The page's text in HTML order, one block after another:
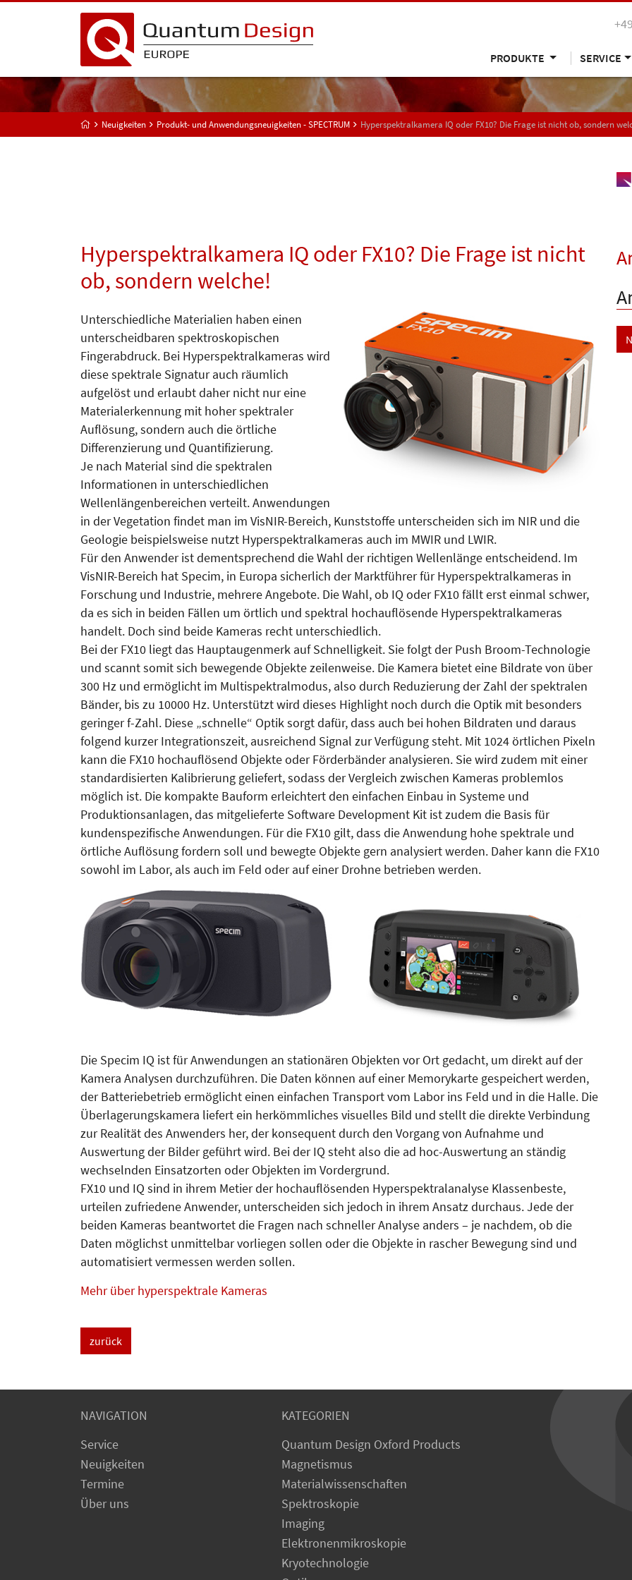
PRODUKTE SERVICE
Neuigkeiten Produkt- und Anwendungsneuigkeiten - SPECTRUM Hyperspektralkamera IQ oder FX10? Die Frage ist nicht ob, sondern
Hyperspektralkamera IQ oder FX10? Die Frage ist nicht
ob, sondern welche!
Unterschiedliche Materialien haben einen
unterscheidbaren spektroskopischen
Fingerabdruck. Bei Hyperspektralkameras wird
diese spektrale Signatur auch räumlich
aufgelöst und erlaubt daher nicht nur eine
Materialerkennung mit hoher spektraler
Auflösung, sondern auch die örtliche
Differenzierung und Quantifizierung.
Je nach Material sind die spektralen
Informationen in unterschiedlichen
Wellenlängenbereichen verteilt. Anwendungen
in der Vegetation findet man im VisNIR-Bereich, Kunststoffe unterscheiden sich im NIR und die
Geologie beispielsweise nutzt Hyperspektralkameras auch im MWIR und LWIR.
Für den Anwender ist dementsprechend die Wahl der richtigen Wellenlänge entscheidend. Im
VisNIR-Bereich hat Specim, in Europa sicherlich der Marktführer für Hyperspektralkameras in
Forschung und Industrie, mehrere Angebote. Die Wahl, ob IQ oder FX10 fällt erst einmal schwer,
da es sich in beiden Fällen um örtlich und spektral hochauflösende Hyperspektralkameras
handelt. Doch sind beide Kameras recht unterschiedlich.
Bei der FX10 liegt das Hauptaugenmerk auf Schnelligkeit. Sie folgt der Push Broom-Technologie
und scannt somit sich bewegende Objekte zeilenweise. Die Kamera bietet eine Bildrate von über
300 Hz und ermöglicht im Multispektralmodus, also durch Reduzierung der Zahl der spektralen
Bänder, bis zu 10000 Hz. Unterstützt wird dieses Highlight noch durch die Optik mit besonders
geringer f-Zahl. Diese „schnelle“ Optik sorgt dafür, dass auch bei hohen Bildraten und daraus
folgend kurzer Integrationszeit, ausreichend Signal zur Verfügung steht. Mit 1024 örtlichen Pixeln
kann die FX10 hochauflösend Objekte oder Förderbänder analysieren. Sie wird zudem mit einer
standardisierten Kalibrierung geliefert, sodass der Vergleich zwischen Kameras problemlos
möglich ist. Die kompakte Bauform erleichtert den einfachen Einbau in Systeme und
Produktionsanlagen, das mitgelieferte Software Development Kit ist zudem die Basis für
kundenspezifische Anwendungen. Für die FX10 gilt, dass die Anwendung hohe spektrale und
örtliche Auflösung fordern soll und bewegte Objekte gern analysiert werden. Daher kann die FX10
sowohl im Labor, als auch im Feld oder auf einer Drohne betrieben werden.
Die Specim IQ ist für Anwendungen an stationären Objekten vor Ort gedacht, um direkt auf der
Kamera Analysen durchzuführen. Die Daten können auf einer Memorykarte gespeichert werden,
der Batteriebetrieb ermöglicht einen einfachen Transport vom Labor ins Feld und in die Halle. Die
Überlagerungskamera liefert ein herkömmliches visuelles Bild und stellt die direkte Verbindung
zur Realität des Anwenders her, der konsequent durch den Vorgang von Aufnahme und
Auswertung der Bilder geführt wird. Bei der IQ steht also die ad hoc-Auswertung an ständig
wechselnden Einsatzorten oder Objekten im Vordergrund.
FX10 und IQ sind in ihrem Metier der hochauflösenden Hyperspektralanalyse Klassenbeste,
urteilen zufriedene Anwender, unterscheiden sich jedoch in ihrem Ansatz durchaus. Jede der
beiden Kameras beantwortet die Fragen nach schneller Analyse anders – je nachdem, ob die
Daten möglichst unmittelbar vorliegen sollen oder die Objekte in rascher Bewegung sind und
automatisiert vermessen werden sollen.
Mehr über hyperspektrale Kameras
zurück
NAVIGATION
Service
Neuigkeiten
Termine
Über uns
KATEGORIEN
Quantum Design Oxford Products
Magnetismus
Materialwissenschaften
Spektroskopie
Imaging
Elektronenmikroskopie
Kryotechnologie